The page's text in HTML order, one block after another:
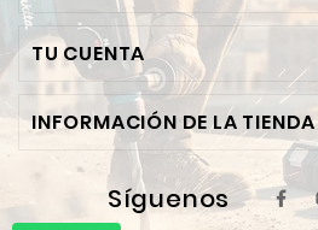
TU CUENTA
INFORMACIÓN DE LA TIENDA
Síguenos